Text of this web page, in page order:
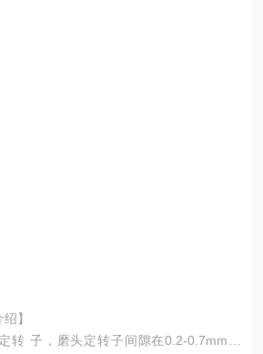
绍】
转 子，磨头定转子间隙在0.2-0.7mm之